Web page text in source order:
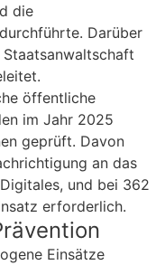
die
Darüber
öffentliche
im Jahr 2025
geprüft. Davon
an das
und bei 362
erforderlich.
Einsätze